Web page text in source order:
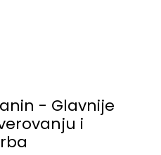
- Glavnije
i